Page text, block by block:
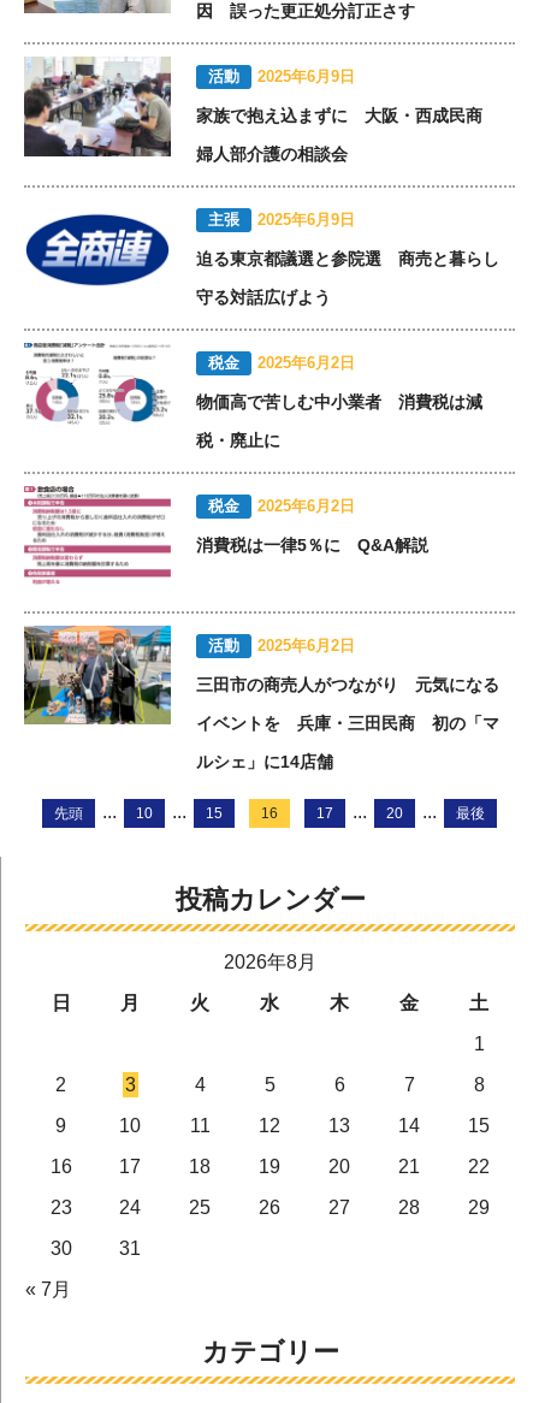
因 誤った更正処分訂正さす
活動 2025年6月9日
家族で抱え込まずに 大阪・西成民商
婦人部介護の相談会
主張 2025年6月9日
迫る東京都議選と参院選 商売と暮らし
守る対話広げよう
税金 2025年6月2日
物価高で苦しむ中小業者 消費税は減
税・廃止に
税金 2025年6月2日
消費税は一律5％に Q&A解説
活動 2025年6月2日
三田市の商売人がつながり 元気になる
イベントを 兵庫・三田民商 初の「マ
ルシェ」に14店舗
先頭 ... 10 ... 15 16 17 ... 20 ... 最後
投稿カレンダー
2026年8月
日
月 火 水 木 金
土
1
2
3 4 5 6 7
8
9
10 11 12 13 14
15
16
17 18 19 20 21
22
23
24 25 26 27 28
29
30
31
« 7月
カテゴリー